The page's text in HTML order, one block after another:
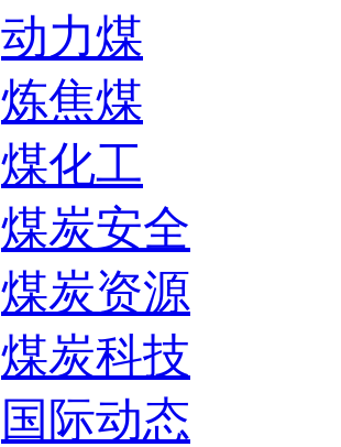
动力煤
炼焦煤
煤化工
煤炭安全
煤炭资源
煤炭科技
国际动态